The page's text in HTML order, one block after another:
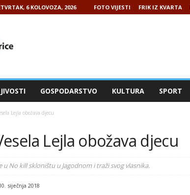
6 KOLOVOZA, 2026 FOTO VIJESTI FRIK IZ KVARTA
GOSPODARSTVO KULTURA SPORT
Lejla obožava djecu
Lejla obožava djecu
u No kill skloništu u Jagodnom i traži svog vlasnika.
siječnja 2018